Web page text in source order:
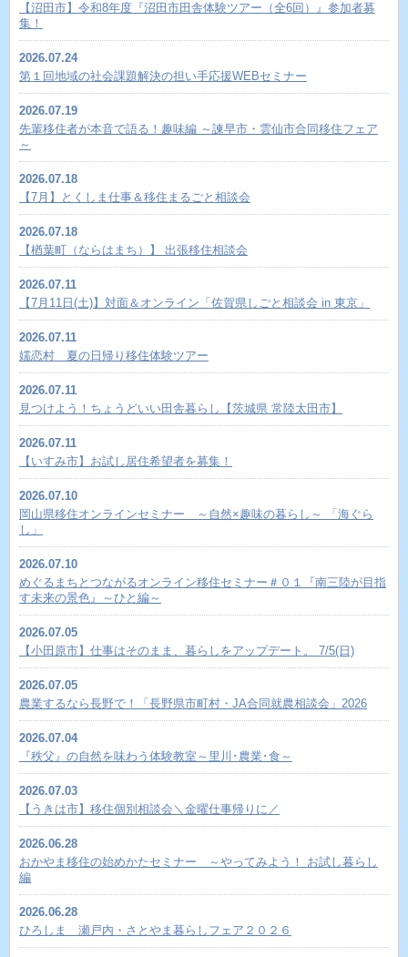
【沼田市】令和8年度『沼田市田舎体験ツアー（全6回）』参加者募
集！
第１回地域の社会課題解決の担い手応援WEBセミナー
2026.07.24
先輩移住者が本音で語る！趣味編 ～諫早市・雲仙市合同移住フェア
～
2026.07.19
【7月】とくしま仕事＆移住まるごと相談会
2026.07.18
【楢葉町（ならはまち）】 出張移住相談会
2026.07.18
【7月11日(土)】対面＆オンライン「佐賀県しごと相談会 in 東京」
2026.07.11
嬬恋村 夏の日帰り移住体験ツアー
2026.07.11
見つけよう！ちょうどいい田舎暮らし【茨城県 常陸太田市】
2026.07.11
【いすみ市】お試し居住希望者を募集！
2026.07.11
岡山県移住オンラインセミナー ～自然×趣味の暮らし～ 「海ぐら
し」
2026.07.10
めぐるまちとつながるオンライン移住セミナー＃０１『南三陸が目指
す未来の景色』～ひと編～
2026.07.10
【小田原市】仕事はそのまま、暮らしをアップデート。 7/5(日)
2026.07.05
農業するなら長野で！「長野県市町村・JA合同就農相談会」2026
2026.07.05
『秩父』の自然を味わう体験教室～里川･農業･食～
2026.07.04
【うきは市】移住個別相談会＼金曜仕事帰りに／
2026.07.03
おかやま移住の始めかたセミナー ～やってみよう！ お試し暮らし
編
2026.06.28
ひろしま 瀬戸内・さとやま暮らしフェア２０２６
2026.06.28